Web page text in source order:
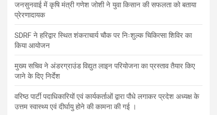
जनसुनवाई में कृषि मंत्री गणेश जोशी ने युवा किसान की सफलता को बताया
प्रेरणादायक
SDRF ने हरिद्वार स्थित शंकराचार्य चौक पर निःशुल्क चिकित्सा शिविर का
किया आयोजन
मुख्य सचिव ने अंडरग्राउंड विद्युत लाइन परियोजना का प्रस्ताव तैयार किए
जाने के दिए निर्देश
वरिष्ठ पार्टी पदाधिकारियों एवं कार्यकर्ताओं द्वारा पौधे लगाकर प्रदेश अध्यक्ष के
उत्तम स्वास्थ्य एवं दीर्घायु होने की कामना की गई ।